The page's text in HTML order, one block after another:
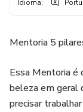
Idioma:
Mentoria 5
Essa Mentoria é
beleza em geral
precisar